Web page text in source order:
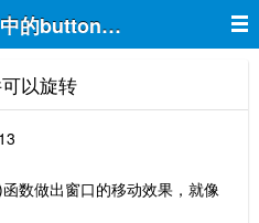
的button控件可以旋转
以旋转
数做出窗口的移动效果，就像